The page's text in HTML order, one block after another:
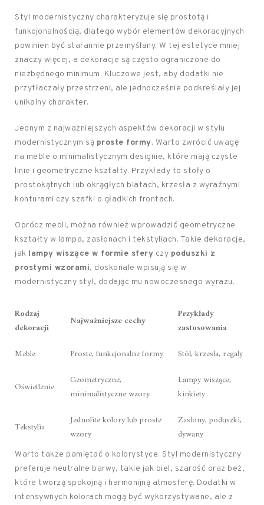
Styl modernistyczny charakteryzuje się prostotą i
funkcjonalnością, dlatego wybór elementów dekoracyjnych
powinien być starannie przemyślany. W tej estetyce mniej
znaczy więcej, a dekoracje są często ograniczone do
niezbędnego minimum. Kluczowe jest, aby dodatki nie
przytłaczały przestrzeni, ale jednocześnie podkreślały jej
unikalny charakter.
Jednym z najważniejszych aspektów dekoracji w stylu
modernistycznym są proste formy. Warto zwrócić uwagę
na meble o minimalistycznym designie, które mają czyste
linie i geometryczne kształty. Przykłady to stoły o
prostokątnych lub okrągłych blatach, krzesła z wyraźnymi
konturami czy szafki o gładkich frontach.
Oprócz mebli, można również wprowadzić geometryczne
kształty w lampa, zasłonach i tekstyliach. Takie dekoracje,
jak lampy wiszące w formie sfery czy poduszki z
prostymi wzorami, doskonale wpisują się w
modernistyczny styl, dodając mu nowoczesnego wyrazu.
Rodzaj
dekoracji
Najważniejsze cechy
Przykłady
zastosowania
Meble
Proste, funkcjonalne formy Stół, krzesła, regały
Oświetlenie
Geometryczne,
minimalistyczne wzory
Lampy wiszące,
kinkiety
Tekstylia
Jednolite kolory lub proste
wzory
Zasłony, poduszki,
dywany
Warto także pamiętać o kolorystyce. Styl modernistyczny
preferuje neutralne barwy, takie jak biel, szarość oraz beż,
które tworzą spokojną i harmonijną atmosferę. Dodatki w
intensywnych kolorach mogą być wykorzystywane, ale z